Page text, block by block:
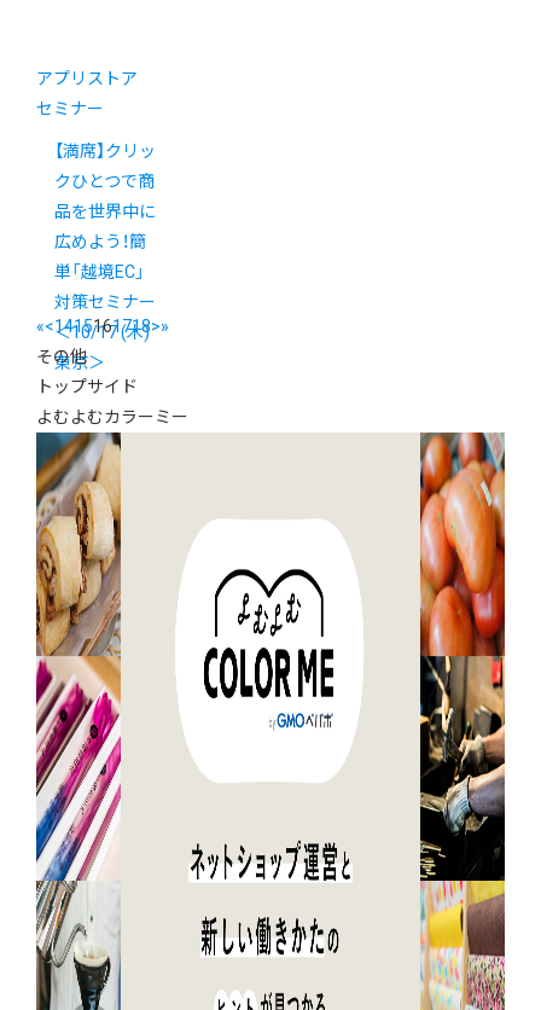
アプリストア
セミナー
【満席】クリッ
クひとつで商
品を世界中に
広めよう！簡
単「越境EC」
対策セミナー
＜10/17 (木)
東京＞
«<1415161718>»
その他
トップサイド
よむよむカラーミー